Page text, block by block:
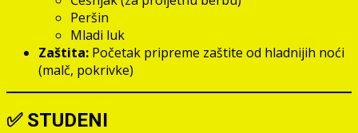
Peršin
Mladi luk
Zaštita: Početak pripreme zaštite od hladnijih noći
(malč, pokrivke)
✅ STUDENI